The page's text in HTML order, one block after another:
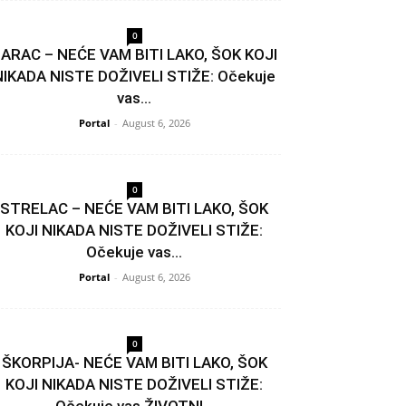
0
– NEĆE VAM BITI LAKO, ŠOK KOJI
NISTE DOŽIVELI STIŽE: Očekuje
vas...
Portal - August 6, 2026
0
STRELAC – NEĆE VAM BITI LAKO, ŠOK
KOJI NIKADA NISTE DOŽIVELI STIŽE:
Očekuje vas...
Portal - August 6, 2026
0
ŠKORPIJA- NEĆE VAM BITI LAKO, ŠOK
KOJI NIKADA NISTE DOŽIVELI STIŽE: